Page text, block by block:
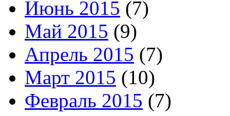
Июнь 2015 (7)
Май 2015 (9)
Апрель 2015 (7)
Март 2015 (10)
Февраль 2015 (7)